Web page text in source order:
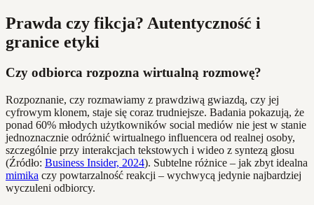
Prawda czy fikcja? Autentyczność i
granice etyki
Czy odbiorca rozpozna wirtualną rozmowę?
Rozpoznanie, czy rozmawiamy z prawdziwą gwiazdą, czy jej
cyfrowym klonem, staje się coraz trudniejsze. Badania pokazują, że
ponad 60% młodych użytkowników social mediów nie jest w stanie
jednoznacznie odróżnić wirtualnego influencera od realnej osoby,
szczególnie przy interakcjach tekstowych i wideo z syntezą głosu
(Źródło: Business Insider, 2024). Subtelne różnice – jak zbyt idealna
mimika czy powtarzalność reakcji – wychwycą jedynie najbardziej
wyczuleni odbiorcy.